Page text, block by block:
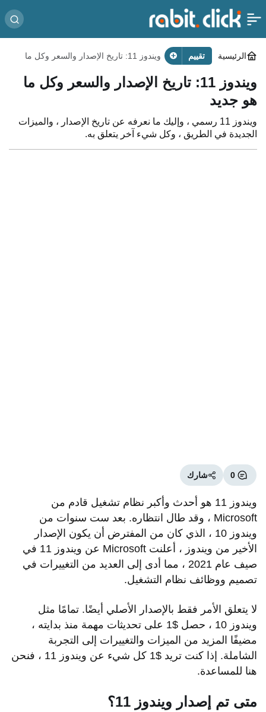
الرئيسية تقييم
ويندوز 11: تاريخ الإصدار والسعر وكل ما
ويندوز 11: تاريخ الإصدار والسعر وكل ما
هو جديد
ويندوز 11 رسمي ، وإليك ما نعرفه عن تاريخ الإصدار ، والميزات
الجديدة في الطريق ، وكل شيء آخر يتعلق به.
0 شارك
ويندوز 11 هو أحدث وأكبر نظام تشغيل قادم من
Microsoft ، وقد طال انتظاره. بعد ست سنوات من
ويندوز 10 ، الذي كان من المفترض أن يكون الإصدار
الأخير من ويندوز ، أعلنت Microsoft عن ويندوز 11 في
صيف عام 2021 ، مما أدى إلى العديد من التغييرات في
تصميم ووظائف نظام التشغيل.
لا يتعلق الأمر فقط بالإصدار الأصلي أيضًا. تمامًا مثل
ويندوز 10 ، حصل $1 على تحديثات مهمة منذ بدايته ،
مضيفًا المزيد من الميزات والتغييرات إلى التجربة
الشاملة. إذا كنت تريد $1 كل شيء عن ويندوز 11 ، فنحن
هنا للمساعدة.
متى تم إصدار ويندوز 11؟